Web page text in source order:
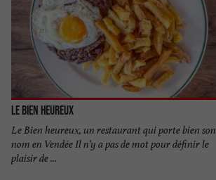
Le Bien Heureux
Le Bien heureux, un restaurant qui porte bien son
nom en Vendée Il n’y a pas de mot pour définir le
plaisir de ...